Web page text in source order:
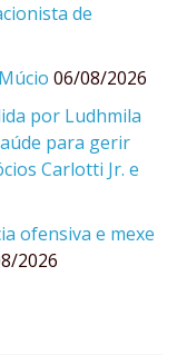
de
06/08/2026
por Ludhmila
para gerir
Carlotti Jr. e
ofensiva e mexe
2026